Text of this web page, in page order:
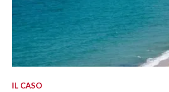
IL CASO